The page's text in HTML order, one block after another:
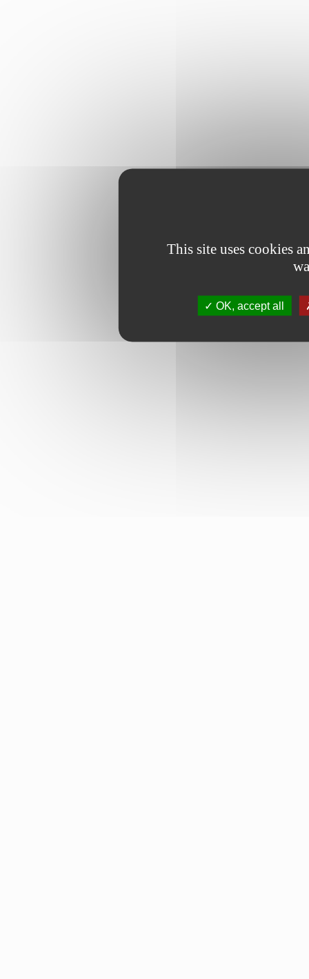
This site uses cookies
OK, accept all